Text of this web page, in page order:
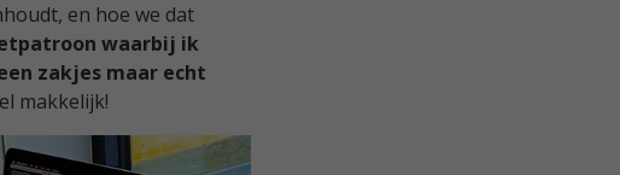
en hoe we dat
waarbij ik
zakjes maar echt
makkelijk!